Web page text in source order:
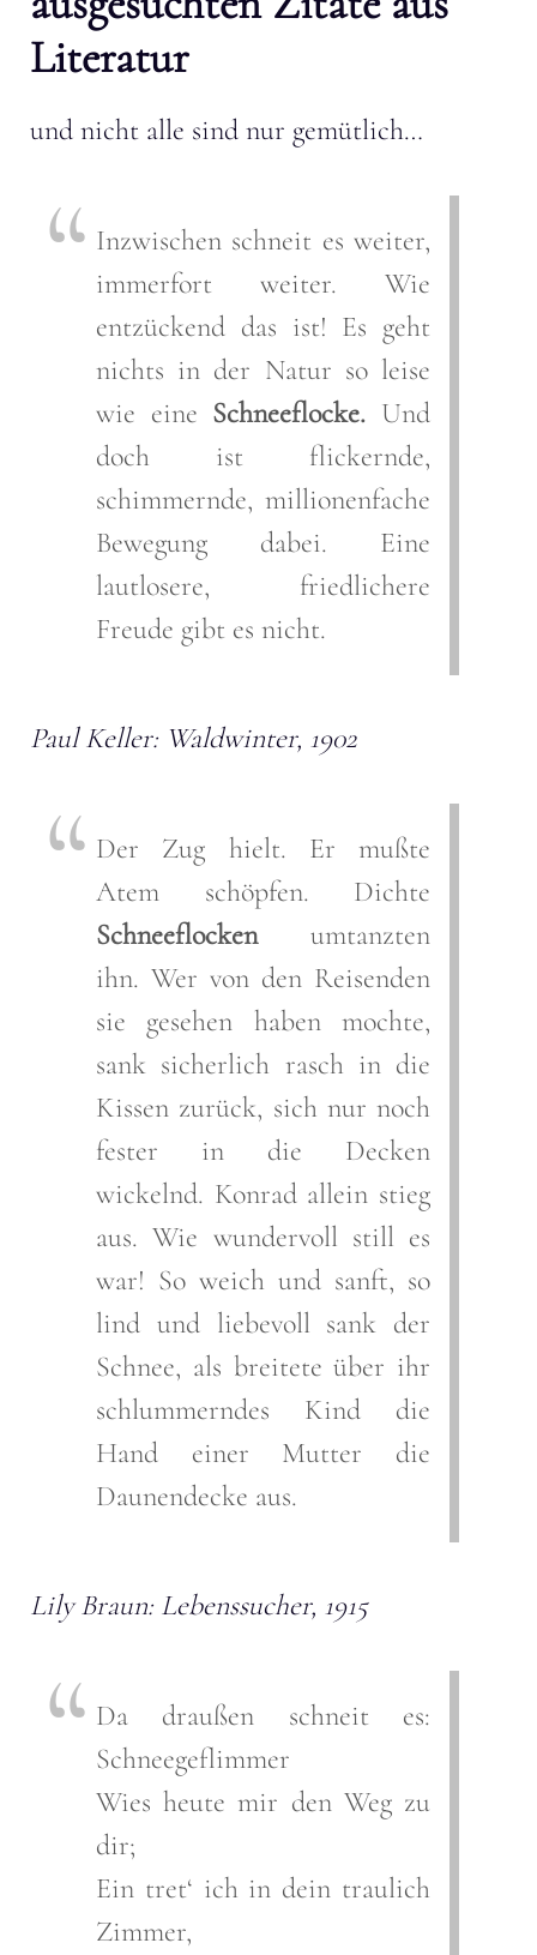
Literatur
und nicht alle sind nur gemütlich…
Inzwischen schneit es weiter,
immerfort weiter. Wie
entzückend das ist! Es geht
nichts in der Natur so leise
wie eine Schneeflocke. Und
doch ist flickernde,
schimmernde, millionenfache
Bewegung dabei. Eine
lautlosere, friedlichere
Freude gibt es nicht.
Paul Keller: Waldwinter, 1902
Der Zug hielt. Er mußte
Atem schöpfen. Dichte
Schneeflockenumtanzten
ihn. Wer von den Reisenden
sie gesehen haben mochte,
sank sicherlich rasch in die
Kissen zurück, sich nur noch
fester in die Decken
wickelnd. Konrad allein stieg
aus. Wie wundervoll still es
war! So weich und sanft, so
lind und liebevoll sank der
Schnee, als breitete über ihr
schlummerndes Kind die
Hand einer Mutter die
Daunendecke aus.
Lily Braun: Lebenssucher, 1915
Da draußen schneit es:
Schneegeflimmer
Wies heute mir den Weg zu
dir;
Ein tret‘ ich in dein traulich
Zimmer,